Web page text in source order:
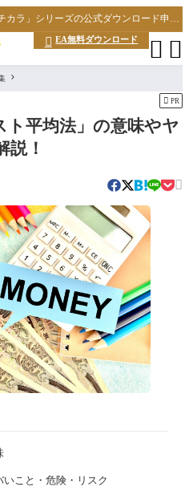
厳選した無料EA・FX自動売買「稼ぐチカラ」シリーズの公式ダウンロード申し込みサイト
 EA無料ダウンロード  
 PR
ト平均法」の意味やヤ
説！

いこと・危険・リスク